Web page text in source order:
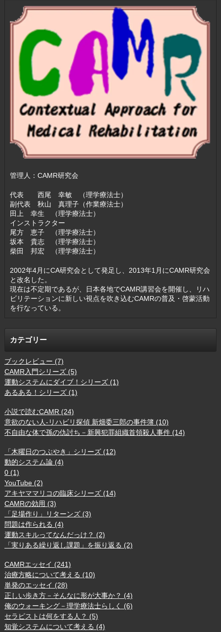
管理人：CAMR研究会
代表 西尾 幸敏 （理学療法士）
副代表 秋山 真理子（作業療法士）
田上 幸生 （理学療法士）
インストラクター
尾方 恵子 （理学療法士）
坂本 貴志 （理学療法士）
柴田 邦宏 （理学療法士）
2002年4月にCA研究会として発足し、2013年1月にCAMR研究会
と改名した。
現在は不定期であるが、日本各地でCAMR講習会を開催し、リハ
ビリテーションに新しい視点を吹き込むCAMRの普及・啓蒙活動
を行なっている。
カテゴリー
ブックレビュー (7)
CAMR入門シリーズ (5)
運動システムにダイブ！シリーズ (1)
あるある！シリーズ (1)
小説で読むCAMR (24)
意欲のない人-リハビリ探偵 新畑委三郎の事件簿 (10)
不自由な体で孫の仇討ち－新興犯罪組織首領殺人事件 (14)
「木曜日のつぶやき」シリーズ (12)
動的システム論 (4)
0 (1)
YouTube (2)
アキヤママリコの臨床シリーズ (14)
CAMRの効用 (3)
「足場作り」リターンズ (3)
問題は作られる (4)
運動スキルってなんだっけ？ (2)
「実りある繰り返し課題」を振り返る (2)
CAMRエッセイ (241)
治療方略について考える (10)
単発のエッセイ (28)
正しい歩き方－そんなに形が大事か？ (4)
俺のウォーキング－理学療法士らしく (6)
セラピストは何をする人？ (5)
知覚システムについて考える (4)